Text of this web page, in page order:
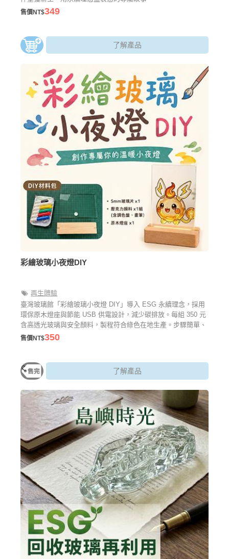
售價NT$349
了解產品
彩繪玻璃小夜燈DIY
再生體驗
臺灣玻璃館「彩繪玻璃小夜燈 DIY」導入 ESG 永續理念，採用
環保原木燈座與節能 USB 供電設計，減少碳排放。每組 350 元
含高透光玻璃與安全顏料，製程符合綠色在地生產。步驟簡單、
老少咸宜，讓您在親手創作專屬暖光夜燈的同時，也為地球奉獻
售價NT$350
了解產品